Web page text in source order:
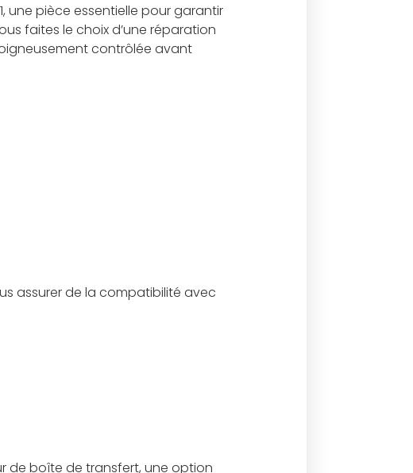
une pièce essentielle pour garantir
faites le choix d’une réparation
contrôlée avant
assurer de la compatibilité avec
de boîte de transfert, une option